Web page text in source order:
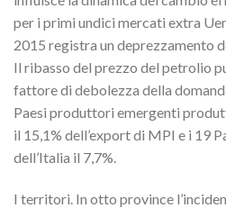
per i primi undici mercati extra
2015 registra un deprezzamento
Il ribasso del prezzo del petrolio
fattore di debolezza della
Paesi produttori emergenti
il 15,1% dell’export di MPI e i 19
dell’Italia il 7,7%.
I territori. In otto province